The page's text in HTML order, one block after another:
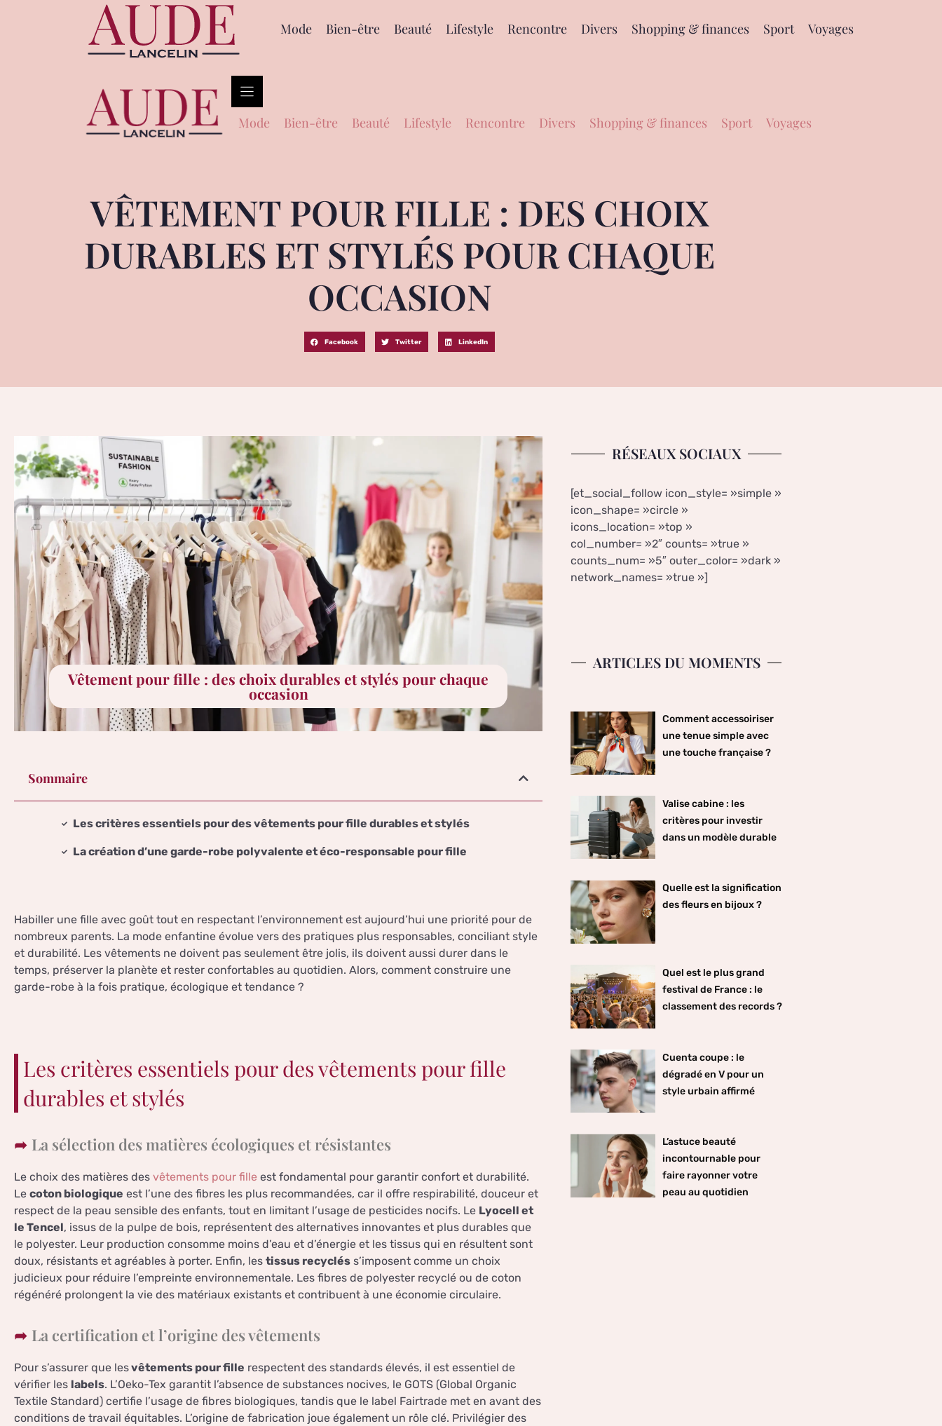
Mode Bien-être Beauté Lifestyle Rencontre Divers Shopping & finances Sport Voyages
Mode Bien-être Beauté Lifestyle Rencontre Divers Shopping & finances Sport Voyages
VÊTEMENT POUR FILLE : DES CHOIX
DURABLES ET STYLÉS POUR CHAQUE
OCCASION
Facebook Twitter LinkedIn
Vêtement pour fille : des choix durables et stylés pour chaque
occasion
Sommaire
Les critères essentiels pour des vêtements pour fille durables et stylés
La création d’une garde-robe polyvalente et éco-responsable pour fille
Habiller une fille avec goût tout en respectant l’environnement est aujourd’hui une priorité pour de
nombreux parents. La mode enfantine évolue vers des pratiques plus responsables, conciliant style
et durabilité. Les vêtements ne doivent pas seulement être jolis, ils doivent aussi durer dans le
temps, préserver la planète et rester confortables au quotidien. Alors, comment construire une
garde-robe à la fois pratique, écologique et tendance ?
Les critères essentiels pour des vêtements pour fille
durables et stylés
La sélection des matières écologiques et résistantes
Le choix des matières des vêtements pour fille est fondamental pour garantir confort et durabilité.
Le coton biologique est l’une des fibres les plus recommandées, car il offre respirabilité, douceur et
respect de la peau sensible des enfants, tout en limitant l’usage de pesticides nocifs. Le Lyocell et
le Tencel, issus de la pulpe de bois, représentent des alternatives innovantes et plus durables que
le polyester. Leur production consomme moins d’eau et d’énergie et les tissus qui en résultent sont
doux, résistants et agréables à porter. Enfin, les tissus recyclés s’imposent comme un choix
judicieux pour réduire l’empreinte environnementale. Les fibres de polyester recyclé ou de coton
régénéré prolongent la vie des matériaux existants et contribuent à une économie circulaire.
La certification et l’origine des vêtements
Pour s’assurer que lesvêtements pour fille respectent des standards élevés, il est essentiel de
vérifier les labels. L’Oeko-Tex garantit l’absence de substances nocives, le GOTS (Global Organic
Textile Standard) certifie l’usage de fibres biologiques, tandis que le label Fairtrade met en avant des
conditions de travail équitables. L’origine de fabrication joue également un rôle clé. Privilégier des
RÉSEAUX SOCIAUX
[et_social_follow icon_style= »simple »
icon_shape= »circle »
icons_location= »top »
col_number= »2″ counts= »true »
counts_num= »5″ outer_color= »dark »
network_names= »true »]
ARTICLES DU MOMENTS
Comment accessoiriser
une tenue simple avec
une touche française ?
Valise cabine : les
critères pour investir
dans un modèle durable
Quelle est la signification
des fleurs en bijoux ?
Quel est le plus grand
festival de France : le
classement des records ?
Cuenta coupe : le
dégradé en V pour un
style urbain affirmé
L’astuce beauté
incontournable pour
faire rayonner votre
peau au quotidien